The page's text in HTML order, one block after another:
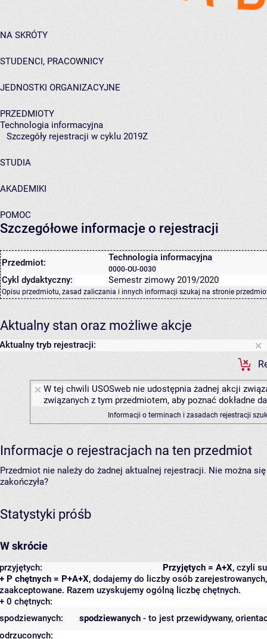
NA SKRÓTY
STUDENCI, PRACOWNICY
JEDNOSTKI ORGANIZACYJNE
PRZEDMIOTY
Technologia informacyjna
Szczegóły rejestracji w cyklu 2019Z
STUDIA
AKADEMIKI
POMOC
Szczegółowe informacje o rejestracji
Przedmiot: Technologia informacyjna
0000-OU-0030
Cykl dydaktyczny: Semestr zimowy 2019/2020
Opisu przedmiotu, zasad zaliczania i innych informacji szukaj na stronie
Aktualny stan oraz możliwe akcje
Aktualny tryb rejestracji:
W tej chwili USOSweb nie udostępnia żadnej akcji
związanych z tym przedmiotem, aby poznać dokładne
Informacji o terminach i zasadach rejestracji
Informacje o rejestracjach na ten przedmiot
Przedmiot nie należy do żadnej aktualnej rejestracji. Nie można
zakończyła?
Statystyki próśb
W skrócie
Przyjętych = A+X, czyli
przyjętych:
+ P chętnych = P+A+X, dodajemy do liczby osób
zaakceptowane. Razem uzyskujemy ogólną liczbę chętnych.
+ 0 chętnych:
spodziewanych - to jest przewidywany,
spodziewanych:
odrzuconych: